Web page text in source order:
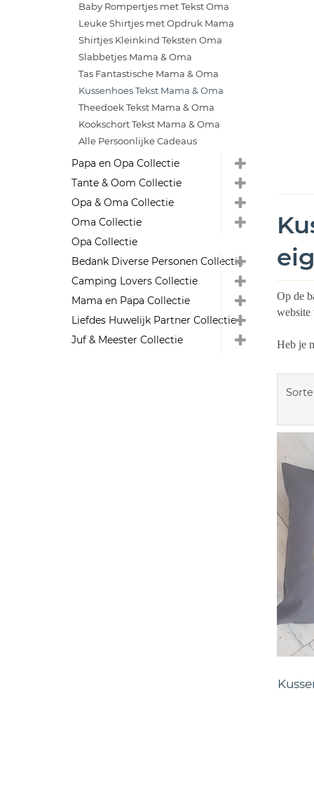
Op de
website
Heb je
Baby Rompertjes met Tekst Oma
Leuke Shirtjes met Opdruk Mama
Shirtjes Kleinkind Teksten Oma
Slabbetjes Mama & Oma
Tas Fantastische Mama & Oma
Kussenhoes Tekst Mama & Oma
Theedoek Tekst Mama & Oma
Kookschort Tekst Mama & Oma
Alle Persoonlijke Cadeaus
Papa en Opa Collectie
Tante & Oom Collectie
Opa & Oma Collectie
Oma Collectie
Opa Collectie
Bedank Diverse Personen Collectie
Camping Lovers Collectie
Mama en Papa Collectie
Liefdes Huwelijk Partner Collectie
Juf & Meester Collectie